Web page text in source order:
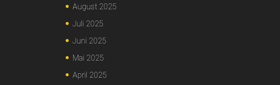
August 2025
Juli 2025
Juni 2025
Mai 2025
April 2025